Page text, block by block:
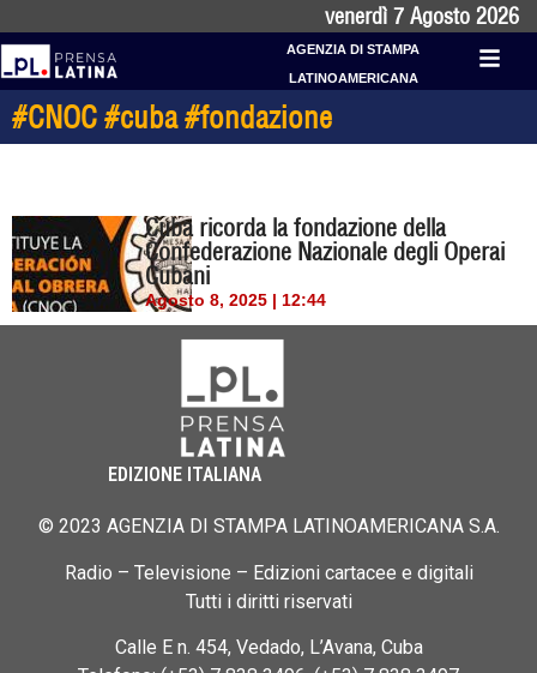
venerdì 7 Agosto 2026
AGENZIA DI STAMPA
LATINOAMERICANA
#CNOC #cuba #fondazione
Cuba ricorda la fondazione della
Confederazione Nazionale degli Operai
Cubani
Agosto 8, 2025 | 12:44
EDIZIONE ITALIANA
© 2023 AGENZIA DI STAMPA LATINOAMERICANA S.A.
Radio – Televisione – Edizioni cartacee e digitali
Tutti i diritti riservati
Calle E n. 454, Vedado, L’Avana, Cuba